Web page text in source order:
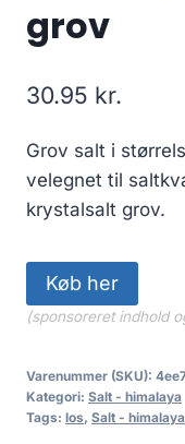
grov
30.95 kr.
Grov salt i
velegnet til
krystalsalt grov.
Køb her
(sponsoreret indhold
Varenummer (SKU):
Kategori: Salt - himalaya
Tags: los, Salt - himalaya